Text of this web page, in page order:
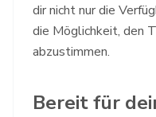
dir nicht nur die
die Möglichkeit, den
abzustimmen.
Bereit für